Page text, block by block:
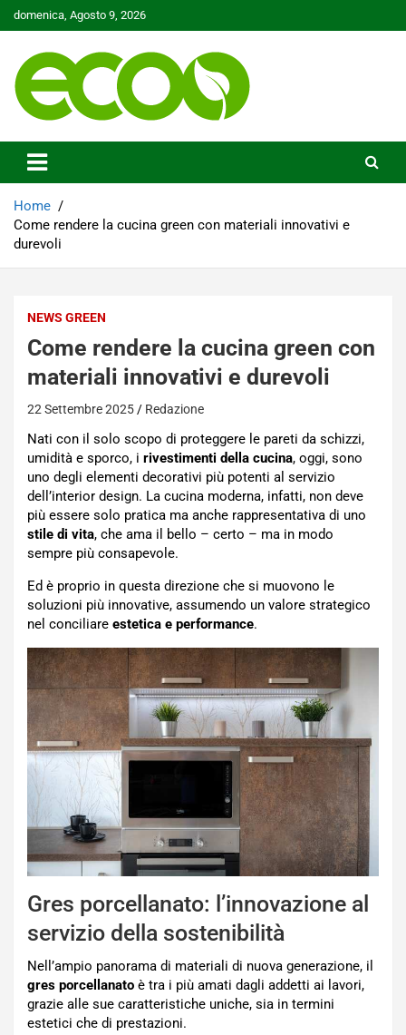
Skip
to
domenica, Agosto 9, 2026
Ecoo.it
Home
Come rendere la cucina green con materiali innovativi e
durevoli
NEWS GREEN
Come rendere la cucina green con
materiali innovativi e durevoli
22 Settembre 2025 Redazione
Nati con il solo scopo di proteggere le pareti da schizzi,
umidità e sporco, i rivestimenti della cucina, oggi, sono
uno degli elementi decorativi più potenti al servizio
dell’interior design. La cucina moderna, infatti, non deve
più essere solo pratica ma anche rappresentativa di uno
stile di vita, che ama il bello – certo – ma in modo
sempre più consapevole.
Ed è proprio in questa direzione che si muovono le
soluzioni più innovative, assumendo un valore strategico
nel conciliare estetica e performance.
Gres porcellanato: l’innovazione al
servizio della sostenibilità
Nell’ampio panorama di materiali di nuova generazione, il
gres porcellanato è tra i più amati dagli addetti ai lavori,
grazie alle sue caratteristiche uniche, sia in termini
estetici che di prestazioni.